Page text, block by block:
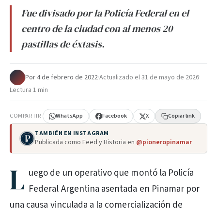
Fue divisado por la Policía Federal en el
centro de la ciudad con al menos 20
pastillas de éxtasis.
Por·4 de febrero de 2022·Actualizado el31 de mayo de 2026·
Lectura 1 min
COMPARTIR WhatsApp Facebook X Copiar link
TAMBIÉN EN INSTAGRAM
Publicada como Feed y Historia en @pioneropinamar
L uego de un operativo que montó la Policía
Federal Argentina asentada en Pinamar por
una causa vinculada a la comercialización de